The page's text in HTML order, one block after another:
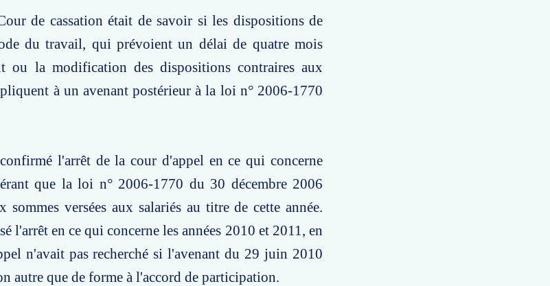
de cassation était de savoir si les dispositions de
du travail, qui prévoient un délai de quatre mois
ou la modification des dispositions contraires aux
à un avenant postérieur à la loi n° 2006-1770
l'arrêt de la cour d'appel en ce qui concerne
que la loi n° 2006-1770 du 30 décembre 2006
sommes versées aux salariés au titre de cette année.
l'arrêt en ce qui concerne les années 2010 et 2011, en
n'avait pas recherché si l'avenant du 29 juin 2010
autre que de forme à l'accord de participation.